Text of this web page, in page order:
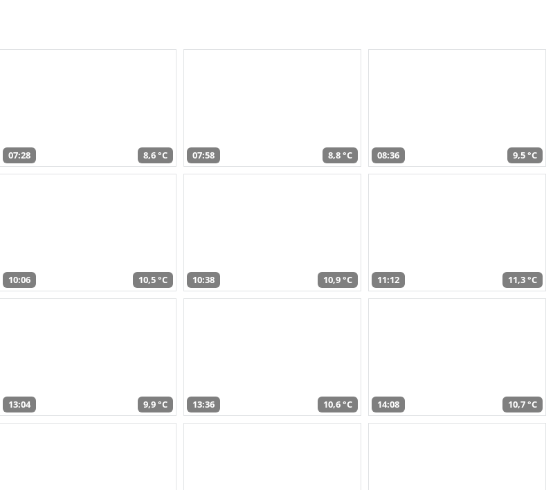
07:28 8,6 °C 07:58 8,8 °C 08:36 9,5 °C
10:06 10,5 °C 10:38 10,9 °C 11:12 11,3 °C
13:04 9,9 °C 13:36 10,6 °C 14:08 10,7 °C